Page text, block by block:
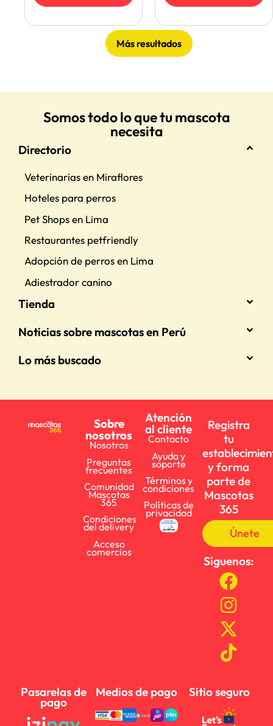
Más resultados
Somos todo lo que tu mascota
necesita
Directorio
Veterinarias en Miraflores
Hoteles para perros
Pet Shops en Lima
Restaurantes petfriendly
Adopción de perros en Lima
Adiestrador canino
Tienda
Noticias sobre mascotas en Perú
Lo más buscado
Sobre
nosotros
Nosotros
Preguntas
frecuentes
Comunidad
Mascotas
365
Condiciones
del delivery
Acceso
comercios
Atención
al cliente
Contacto
Ayuda y
soporte
Términos y
condiciones
Políticas de
privacidad
Registra
tu
y forma
parte de
Mascotas
365
Únete
Síguenos:
Pasarelas de
pago
Medios de pago Sitio seguro